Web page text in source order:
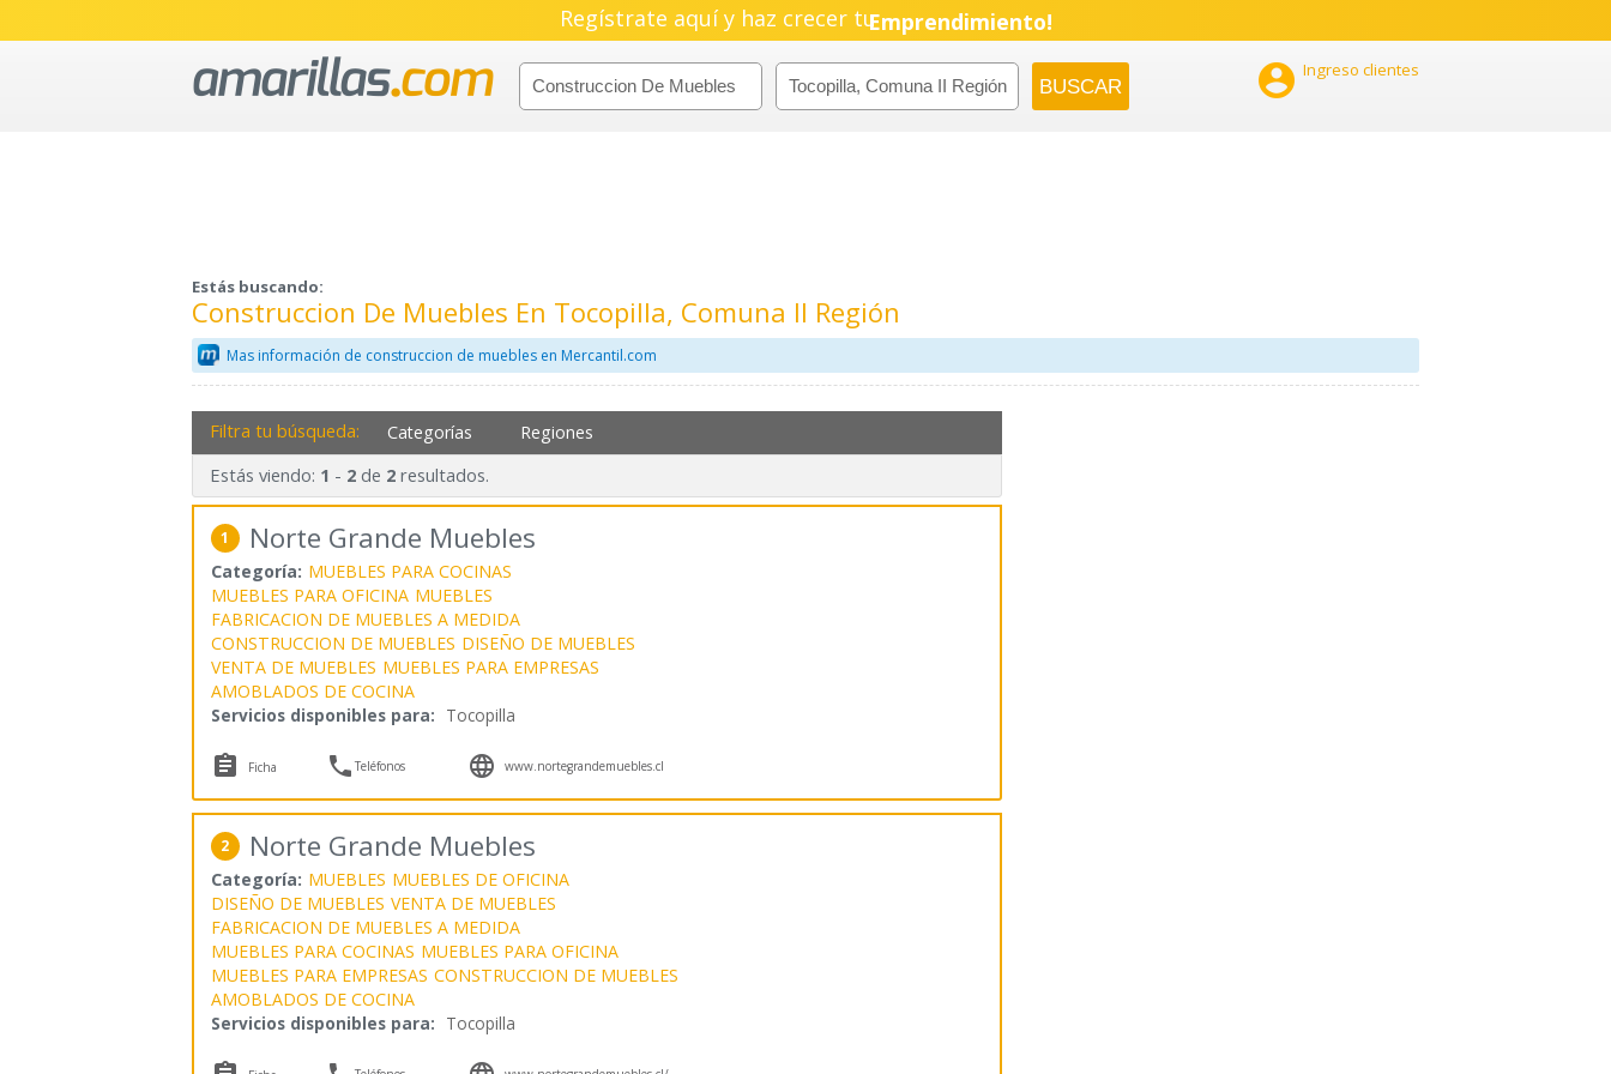
Regístrate aquí y haz crecer tuPyme!
Emprendimiento!
 Ingreso clientes
Estás buscando:
Construccion De Muebles En Tocopilla, Comuna II Región
Mas información de construccion de muebles en Mercantil.com
Filtra tu búsqueda: Categorías Regiones
Estás viendo: 1 - 2de 2resultados.
1 Norte Grande Muebles
Categoría: MUEBLES PARA COCINAS
MUEBLES PARA OFICINA MUEBLES
FABRICACION DE MUEBLES A MEDIDA
CONSTRUCCION DE MUEBLES DISEÑO DE MUEBLES
VENTA DE MUEBLES MUEBLES PARA EMPRESAS
AMOBLADOS DE COCINA
Servicios disponibles para: Tocopilla
 Ficha Teléfonos  www.nortegrandemuebles.cl
2 Norte Grande Muebles
Categoría: MUEBLES MUEBLES DE OFICINA
DISEÑO DE MUEBLES VENTA DE MUEBLES
FABRICACION DE MUEBLES A MEDIDA
MUEBLES PARA COCINAS MUEBLES PARA OFICINA
MUEBLES PARA EMPRESAS CONSTRUCCION DE MUEBLES
AMOBLADOS DE COCINA
Servicios disponibles para: Tocopilla